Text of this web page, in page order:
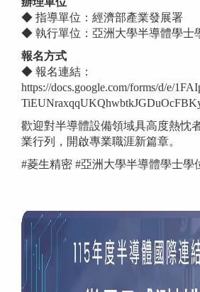
◆ 指導單位：經濟部產業發展署
◆ 執行單位：亞洲大學半導體學士
報名方式
◆ 報名連結：
https://docs.google.com/forms/d/e/
歡迎對半導體設備領域具高度熱忱
業行列，開啟專業職涯新篇章。
#菱生精密 #亞洲大學半導體學士學